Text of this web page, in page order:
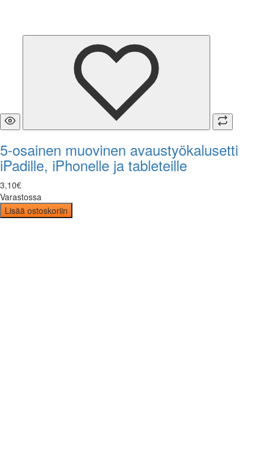
5-osainen muovinen avaustyökalusetti
iPadille, iPhonelle ja tableteille
3,10€
Varastossa
Lisää ostoskoriin